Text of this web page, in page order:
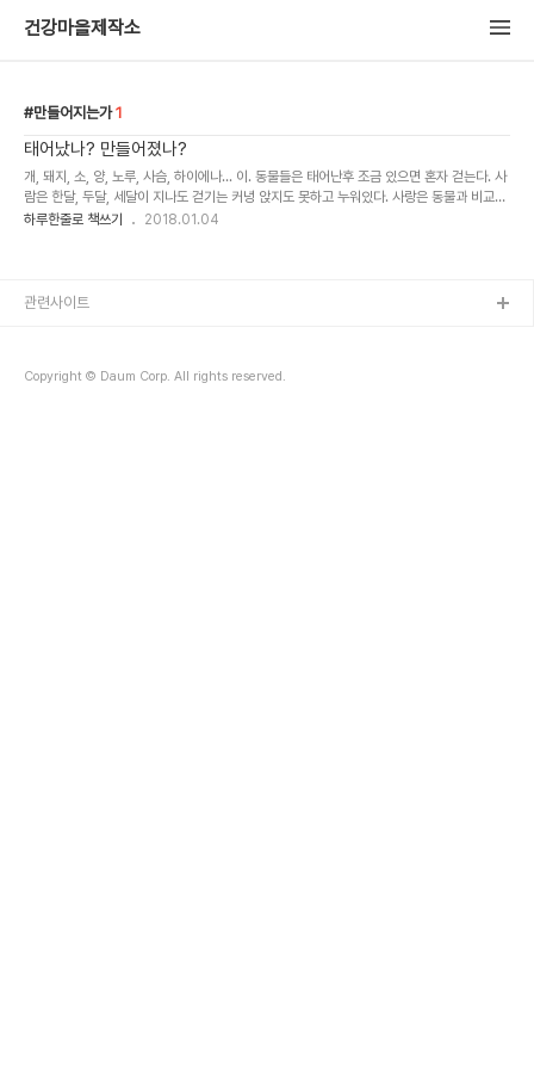
건강마을제작소
만들어지는가 1
태어났나? 만들어졌나?
개, 돼지, 소, 양, 노루, 사슴, 하이에나... 이. 동물들은 태어난후 조금 있으면 혼자 걷는다. 사
람은 한달, 두달, 세달이 지나도 걷기는 커녕 앉지도 못하고 누워있다. 사랑은 동물과 비교하
면 상대적 미숙아 상태로 태어난다. 다른동물의 일용할 양식이 되지 않고 살아 남은것도 다
하루한줄로 책쓰기 2018.01.04
Copyright © Daum Corp. All rights reserved.
관련사이트